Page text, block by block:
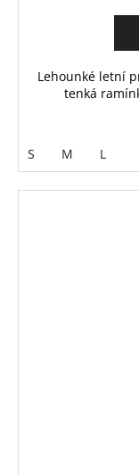
Lehounké letní
tenká
S M L